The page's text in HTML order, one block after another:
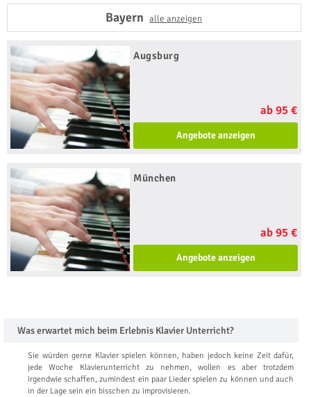
Bayernalle anzeigen
Augsburg
ab 95 €
Angebote anzeigen
München
ab 95 €
Angebote anzeigen
Was erwartet mich beim Erlebnis Klavier Unterricht?
Sie würden gerne Klavier spielen können, haben jedoch keine Zeit dafür,
jede Woche Klavierunterricht zu nehmen, wollen es aber trotzdem
irgendwie schaffen, zumindest ein paar Lieder spielen zu können und auch
in der Lage sein ein bisschen zu improvisieren.